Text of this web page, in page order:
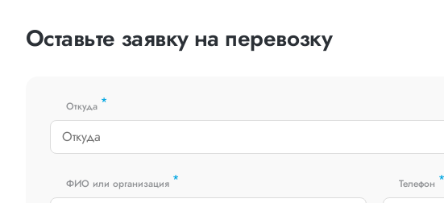
Оставьте заявку на перевозку
Откуда *
ФИО или организация * Телефон *